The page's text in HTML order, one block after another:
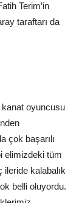
Terim’in
taraftarı da
kanat oyuncusu
çok başarılı
elimizdeki tüm
kalabalık
belli oluyordu.